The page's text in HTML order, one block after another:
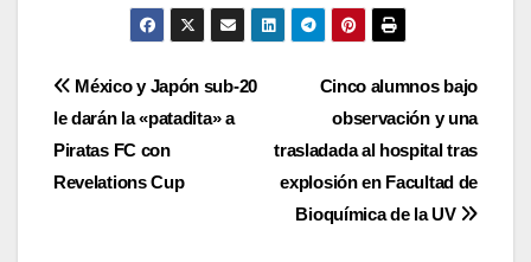
Navegación
de
entradas
Cinco alumnos bajo
observación y una
trasladada al hospital tras
explosión en Facultad de
Bioquímica de la UV
México y Japón sub-20
le darán la «patadita» a
Piratas FC con
Revelations Cup